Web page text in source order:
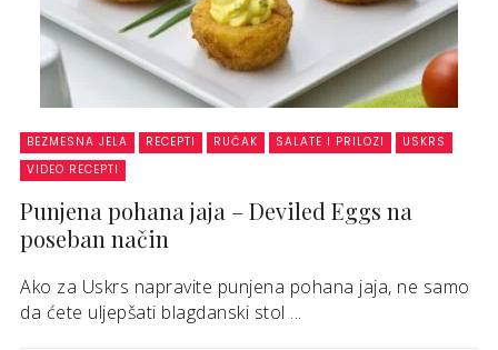
BEZMESNA JELA RECEPTI RUČAK SALATE I PRILOZI
USKRS
VIDEO RECEPTI
Punjena pohana jaja – Deviled Eggs na
poseban način
Ako za Uskrs napravite punjena pohana jaja, ne samo
da ćete uljepšati blagdanski stol ...